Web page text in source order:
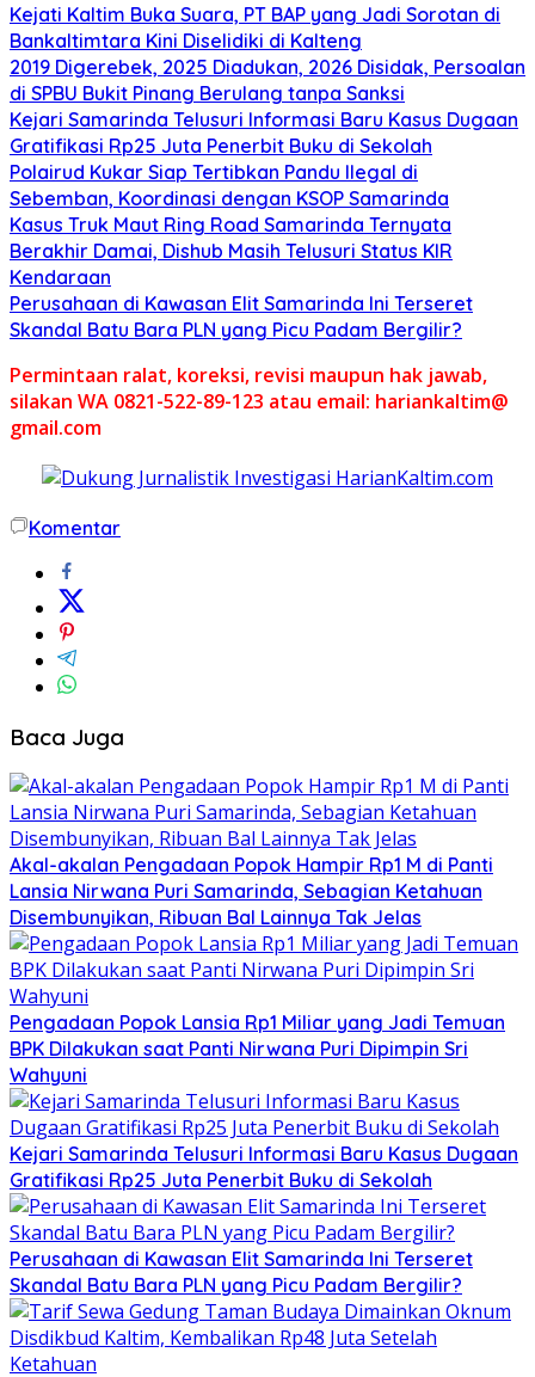
Kejati Kaltim Buka Suara, PT BAP yang Jadi Sorotan di
Bankaltimtara Kini Diselidiki di Kalteng
2019 Digerebek, 2025 Diadukan, 2026 Disidak, Persoalan
di SPBU Bukit Pinang Berulang tanpa Sanksi
Kejari Samarinda Telusuri Informasi Baru Kasus Dugaan
Gratifikasi Rp25 Juta Penerbit Buku di Sekolah
Polairud Kukar Siap Tertibkan Pandu Ilegal di
Sebemban, Koordinasi dengan KSOP Samarinda
Kasus Truk Maut Ring Road Samarinda Ternyata
Berakhir Damai, Dishub Masih Telusuri Status KIR
Kendaraan
Perusahaan di Kawasan Elit Samarinda Ini Terseret
Skandal Batu Bara PLN yang Picu Padam Bergilir?
Permintaan ralat, koreksi, revisi maupun hak jawab,
silakan WA 0821-522-89-123 atau email: hariankaltim@
gmail.com
Komentar
Baca Juga
Akal-akalan Pengadaan Popok Hampir Rp1 M di Panti
Lansia Nirwana Puri Samarinda, Sebagian Ketahuan
Disembunyikan, Ribuan Bal Lainnya Tak Jelas
Pengadaan Popok Lansia Rp1 Miliar yang Jadi Temuan
BPK Dilakukan saat Panti Nirwana Puri Dipimpin Sri
Wahyuni
Kejari Samarinda Telusuri Informasi Baru Kasus Dugaan
Gratifikasi Rp25 Juta Penerbit Buku di Sekolah
Perusahaan di Kawasan Elit Samarinda Ini Terseret
Skandal Batu Bara PLN yang Picu Padam Bergilir?